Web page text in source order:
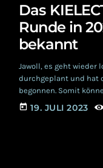
Das
Runde in
bekannt
Jawoll, es geht wieder
durchgeplant und hat
begonnen. Somit
des Vorverkaufs für
2023 standen runde
today 19. JULI 2023